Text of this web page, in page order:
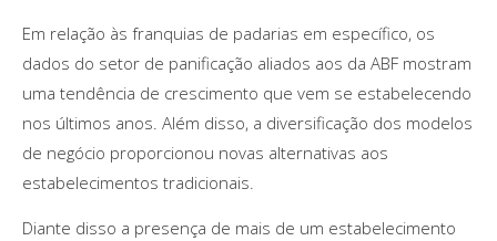
Em relação às franquias de padarias em específico, os
dados do setor de panificação aliados aos da ABF mostram
uma tendência de crescimento que vem se estabelecendo
nos últimos anos. Além disso, a diversificação dos modelos
de negócio proporcionou novas alternativas aos
estabelecimentos tradicionais.
Diante disso a presença de mais de um estabelecimento